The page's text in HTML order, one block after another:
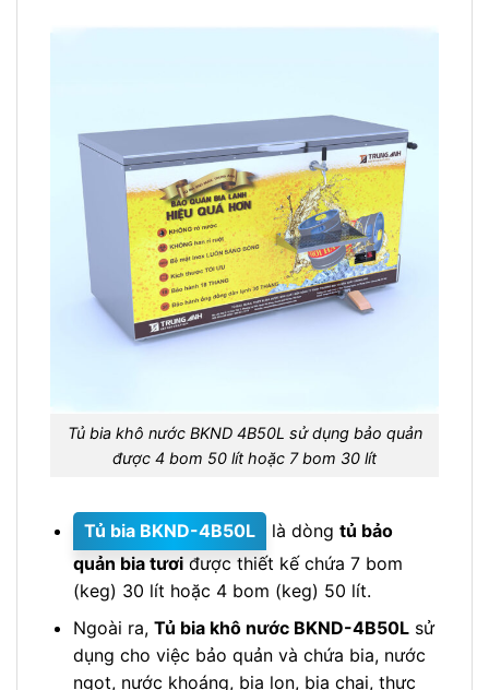
Tủ bia khô nước BKND 4B50L sử dụng bảo quản
được 4 bom 50 lít hoặc 7 bom 30 lít
Tủ bia BKND-4B50L là dòng tủ bảo
quản bia tươiđược thiết kế chứa 7 bom
(keg) 30 lít hoặc 4 bom (keg) 50 lít.
Ngoài ra, Tủ bia khô nước BKND-4B50Lsử
dụng cho việc bảo quản và chứa bia, nước
ngọt, nước khoáng, bia lon, bia chai, thực